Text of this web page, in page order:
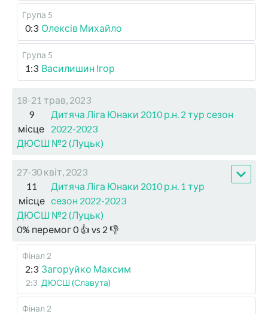
Група 5
0:3 Олексів Михайло
Група 5
1:3 Василишин Ігор
18-21 трав, 2023
9
місце
Дитяча Ліга Юнаки 2010 р.н. 2 тур сезон
2022-2023
ДЮСШ №2 (Луцьк)
27-30 квіт, 2023
11
місце
Дитяча Ліга Юнаки 2010 р.н. 1 тур
сезон 2022-2023
ДЮСШ №2 (Луцьк)
0% перемог0👍 vs 2 👎
Фінал 2
2:3 Загоруйко Максим
2:3 ДЮСШ (Славута)
Фінал 2